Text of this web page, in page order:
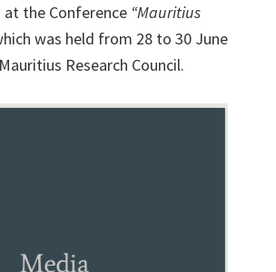
the Conference “Mauritius
was held from 28 to 30 June
Research Council.